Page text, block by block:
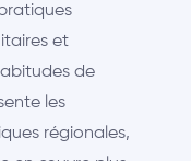
et
de
les
régionales,